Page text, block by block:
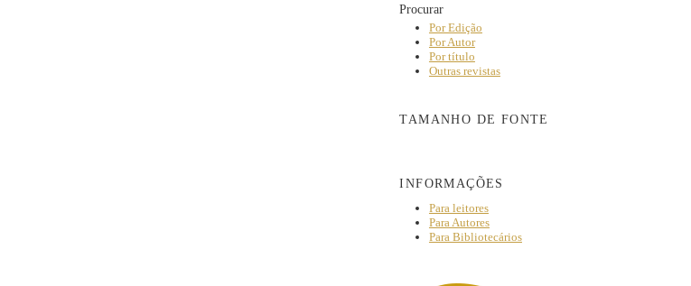
Procurar
Por Edição
Por Autor
Por título
Outras revistas
TAMANHO DE FONTE
INFORMAÇÕES
Para leitores
Para Autores
Para Bibliotecários